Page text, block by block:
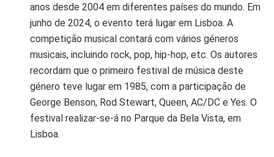
anos desde 2004 em diferentes países do mundo. Em
junho de 2024, o evento terá lugar em Lisboa. A
competição musical contará com vários géneros
musicais, incluindo rock, pop, hip-hop, etc. Os autores
recordam que o primeiro festival de música deste
género teve lugar em 1985, com a participação de
George Benson, Rod Stewart, Queen, AC/DC e Yes. O
festival realizar-se-á no Parque da Bela Vista, em
Lisboa.